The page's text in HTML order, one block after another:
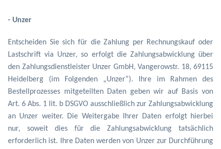
- Unzer
Entscheiden Sie sich für die Zahlung per Rechnungskauf oder
Lastschrift via Unzer, so erfolgt die Zahlungsabwicklung über
den Zahlungsdienstleister Unzer GmbH, Vangerowstr. 18, 69115
Heidelberg
(im Folgenden „Unzer“). Ihre im Rahmen des
Bestellprozesses mitgeteilten Daten geben wir auf Basis von
Art. 6 Abs. 1 lit. b DSGVO ausschließlich zur Zahlungsabwicklung
an Unzer weiter. Die Weitergabe Ihrer Daten erfolgt hierbei
nur, soweit dies für die Zahlungsabwicklung tatsächlich
erforderlich ist. Ihre Daten werden von Unzer zur Durchführung